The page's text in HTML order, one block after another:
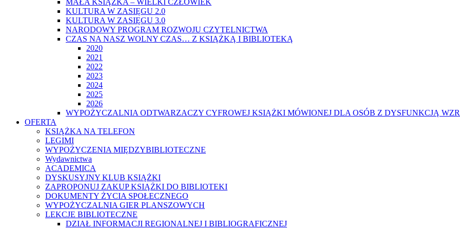
MAŁA KSIĄŻKA – WIELKI CZŁOWIEK
KULTURA W ZASIĘGU 2.0
KULTURA W ZASIĘGU 3.0
NARODOWY PROGRAM ROZWOJU CZYTELNICTWA
CZAS NA NASZ WOLNY CZAS… Z KSIĄŻKĄ I BIBLIOTEKĄ
2020
2021
2022
2023
2024
2025
2026
WYPOŻYCZALNIA ODTWARZACZY CYFROWEJ KSIĄŻKI MÓWIONEJ DLA OSÓB Z DYSFUNKCJĄ
OFERTA
KSIĄŻKA NA TELEFON
LEGIMI
WYPOŻYCZENIA MIĘDZYBIBLIOTECZNE
Wydawnictwa
ACADEMICA
DYSKUSYJNY KLUB KSIĄŻKI
ZAPROPONUJ ZAKUP KSIĄŻKI DO BIBLIOTEKI
DOKUMENTY ŻYCIA SPOŁECZNEGO
WYPOŻYCZALNIA GIER PLANSZOWYCH
LEKCJE BIBLIOTECZNE
DZIAŁ INFORMACJI REGIONALNEJ I BIBLIOGRAFICZNEJ